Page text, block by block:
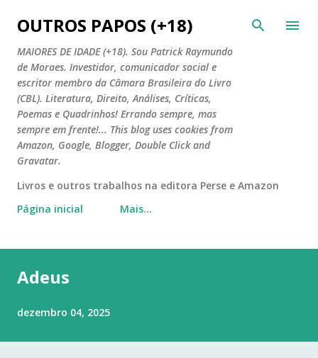
Pular para o conteúdo principal
OUTROS PAPOS (+18)
MAIORES DE IDADE (+18). Sou Patrick Raymundo
de Moraes. Investidor, comunicador social e
escritor membro da Câmara Brasileira do Livro
(CBL). Literatura, Direito, Análises, Críticas,
Poemas e Quadrinhos! Errando sempre, mas
sempre em frente!... This blog uses cookies from
Amazon, Google, Blogger, Double Click and
Gravatar.
Livros e outros trabalhos na editora Perse e Amazon
Página inicial
Mais…
Adeus
dezembro 04, 2025